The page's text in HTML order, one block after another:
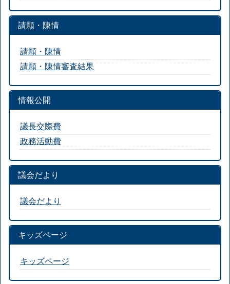
請願・陳情
請願・陳情
請願・陳情審査結果
情報公開
議長交際費
政務活動費
議会だより
議会だより
キッズページ
キッズページ